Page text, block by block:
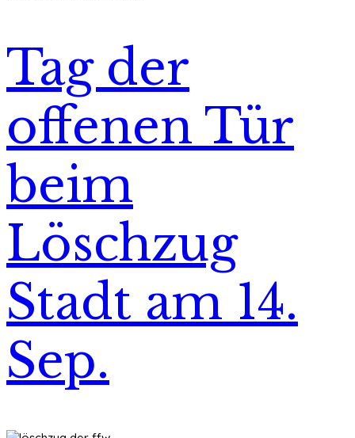
Tag der
offenen Tür
beim
Löschzug
Stadt am 14.
Sep.